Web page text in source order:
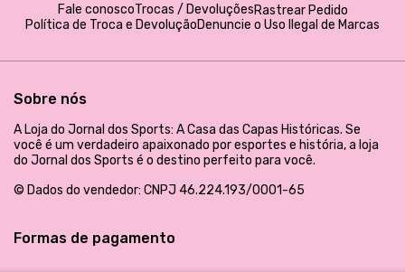
Fale conoscoTrocas / DevoluçõesRastrear Pedido
Política de Troca e DevoluçãoDenuncie o Uso Ilegal de Marcas
Sobre nós
A Loja do Jornal dos Sports: A Casa das Capas Históricas. Se
você é um verdadeiro apaixonado por esportes e história, a loja
do Jornal dos Sports é o destino perfeito para você.
© Dados do vendedor: CNPJ 46.224.193/0001-65
Formas de pagamento